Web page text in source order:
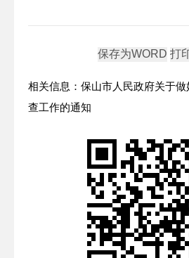
相关信息：保山市人民政府关于
查工作的通知